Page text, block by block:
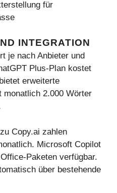
für
INTEGRATION
je nach Anbieter und
Plus-Plan kostet
erweiterte
monatlich 2.000 Wörter
Copy.ai zahlen
Microsoft Copilot
Paketen verfügbar.
über bestehende